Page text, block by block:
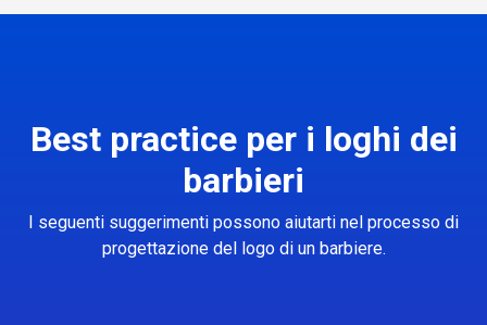
Best practice per i loghi dei
barbieri
I seguenti suggerimenti possono aiutarti nel processo di
progettazione del logo di un barbiere.